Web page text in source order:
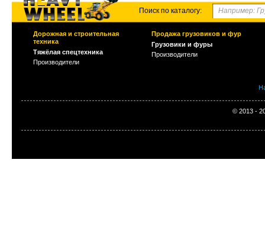
Поиск по каталогу:
Дорожная и строительная
техника
Тяжёлая спецтехника
Производители
Продажа грузовиков и фур
Грузовики и фуры
Производители
© 2013 -